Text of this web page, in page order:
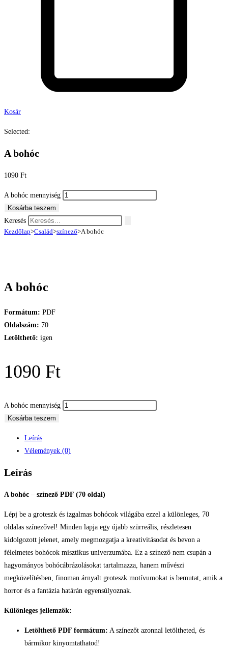
Kosár
Selected:
A bohóc
1090 Ft
A bohóc mennyiség
Kosárba teszem
Keresés
Kezdőlap>Család>színező>A bohóc
A bohóc
Formátum: PDF
Oldalszám: 70
Letölthető: igen
1090 Ft
A bohóc mennyiség
Kosárba teszem
Leírás
Vélemények (0)
Leírás
A bohóc – színező PDF (70 oldal)
Lépj be a groteszk és izgalmas bohócok világába ezzel a különleges, 70
oldalas színezővel! Minden lapja egy újabb szürreális, részletesen
kidolgozott jelenet, amely megmozgatja a kreativitásodat és bevon a
félelmetes bohócok misztikus univerzumába. Ez a színező nem csupán a
hagyományos bohócábrázolásokat tartalmazza, hanem művészi
megközelítésben, finoman árnyalt groteszk motívumokat is bemutat, amik a
horror és a fantázia határán egyensúlyoznak.
Különleges jellemzők:
Letölthető PDF formátum: A színezőt azonnal letöltheted, és
bármikor kinyomtathatod!